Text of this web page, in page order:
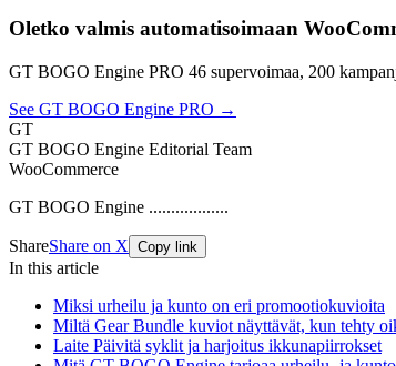
Oletko valmis automatisoimaan
GT BOGO Engine PRO 46 supervoimaa, 200
See GT BOGO Engine PRO →
GT
GT BOGO Engine Editorial Team
WooCommerce
GT BOGO Engine ..................
ShareShare on X Copy link
In this article
Miksi urheilu ja kunto on eri promootiokuvioita
Miltä Gear Bundle kuviot näyttävät, kun tehty
Laite Päivitä syklit ja harjoitus ikkunapiirrokset